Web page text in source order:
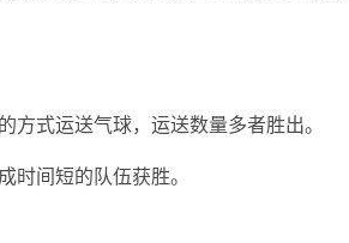
方式运送气球，运送数量多者胜出。
时间短的队伍获胜。